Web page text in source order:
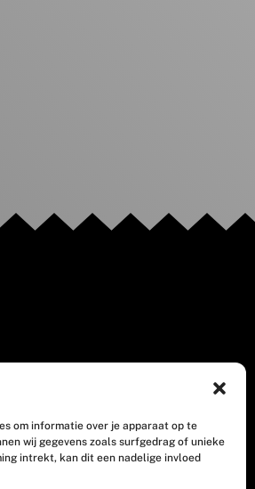
om informatie over je apparaat op te
wij gegevens zoals surfgedrag of unieke
intrekt, kan dit een nadelige invloed